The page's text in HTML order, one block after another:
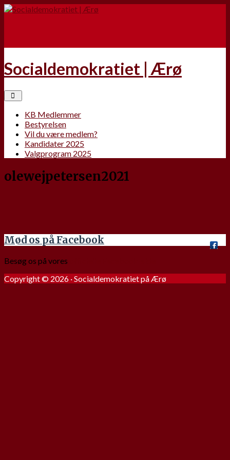
Socialdemokratiet | Ærø
KB Medlemmer
Bestyrelsen
Vil du være medlem?
Kandidater 2025
Valgprogram 2025
olewejpetersen2021
Mød os på Facebook
Besøg os på vores
Copyright © 2026 · Socialdemokratiet på Ærø